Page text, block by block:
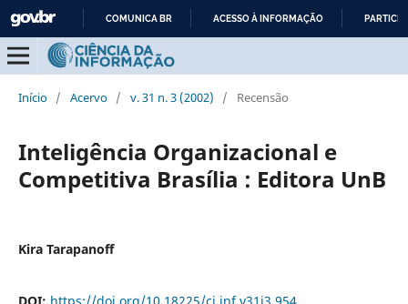
CONTEÚDO
COMUNICA BR ACESSO À INFORMAÇÃO
Início / Acervo / v. 31 n. 3 (2002) / Recensão
Inteligência Organizacional e
Competitiva Brasília : Editora UnB
Kira Tarapanoff